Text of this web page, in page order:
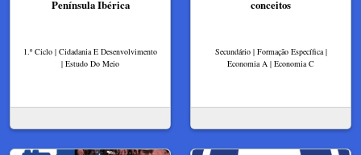
Península Ibérica
1.º Ciclo | Cidadania E Desenvolvimento
| Estudo Do Meio
conceitos
Secundário | Formação Específica |
Economia A | Economia C